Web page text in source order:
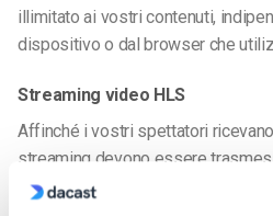
illimitato ai vostri contenuti,
dispositivo o dal browser che
Streaming video HLS
Affinché i vostri spettatori
streaming devono essere
sistema ai loro dispositivi.